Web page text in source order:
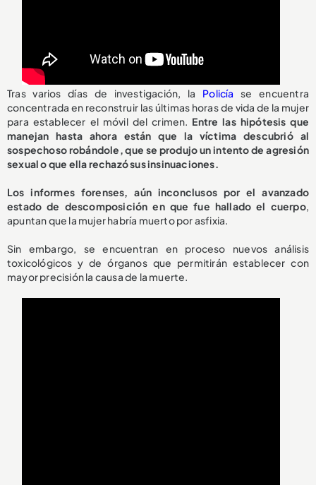
Tras varios días de investigación, la Policía se encuentra
concentrada en reconstruir las últimas horas de vida de la mujer
para establecer el móvil del crimen. Entre las hipótesis que
manejan hasta ahora están que la víctima descubrió al
sospechoso robándole, que se produjo un intento de agresión
sexual o que ella rechazó sus insinuaciones.
Los informes forenses, aún inconclusos por el avanzado
estado de descomposición en que fue hallado el cuerpo,
apuntan que la mujer habría muerto por asfixia.
Sin embargo, se encuentran en proceso nuevos análisis
toxicológicos y de órganos que permitirán establecer con
mayor precisión la causa de la muerte.